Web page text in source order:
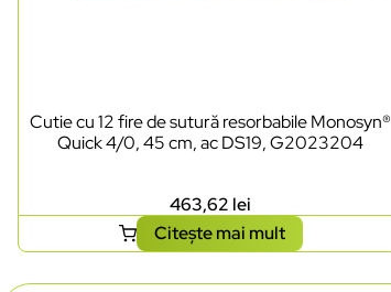
Cutie cu 12 fire de sutură resorbabile Monosyn®
Quick 4/0, 45 cm, ac DS19, G2023204
463,62 lei
Citește mai mult